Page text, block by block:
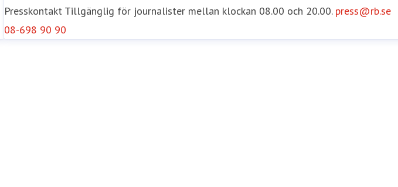
Presskontakt Tillgänglig för journalister mellan klockan 08.00 och 20.00. press@rb.se
08-698 90 90